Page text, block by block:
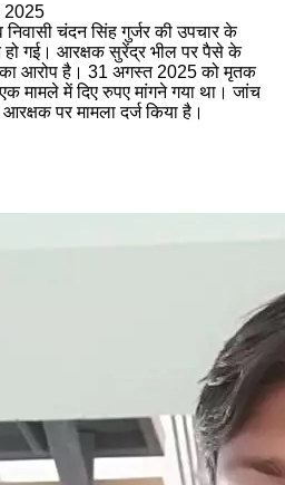
2025
चंदन सिंह गुर्जर की उपचार के
हो गई। आरक्षक सुरेंद्र भील पर पैसे के
आरोप है। 31 अगस्त 2025 को मृतक
मामले में दिए रुपए मांगने गया था। जांच
पर मामला दर्ज किया है।